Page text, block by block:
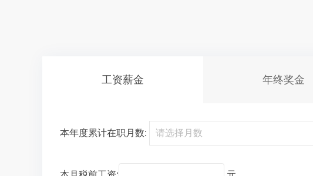
工资薪金 年终奖金
本年度累计在职月数: